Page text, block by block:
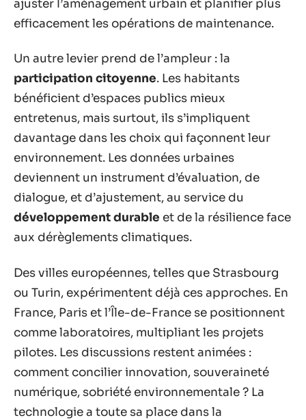
ajuster l’aménagement urbain et planifier plus
efficacement les opérations de maintenance.
Un autre levier prend de l’ampleur : la
participation citoyenne. Les habitants
bénéficient d’espaces publics mieux
entretenus, mais surtout, ils s’impliquent
davantage dans les choix qui façonnent leur
environnement. Les données urbaines
deviennent un instrument d’évaluation, de
dialogue, et d’ajustement, au service du
développement durable et de la résilience face
aux dérèglements climatiques.
Des villes européennes, telles que Strasbourg
ou Turin, expérimentent déjà ces approches. En
France, Paris et l’Île-de-France se positionnent
comme laboratoires, multipliant les projets
pilotes. Les discussions restent animées :
comment concilier innovation, souveraineté
numérique, sobriété environnementale ? La
technologie a toute sa place dans la